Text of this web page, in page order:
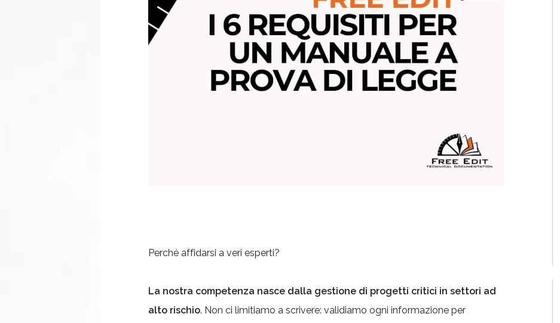
Perché affidarsi a veri esperti?
La nostra competenza nasce dalla gestione di progetti critici in settori ad
alto rischio. Non ci limitiamo a scrivere: validiamo ogni informazione per